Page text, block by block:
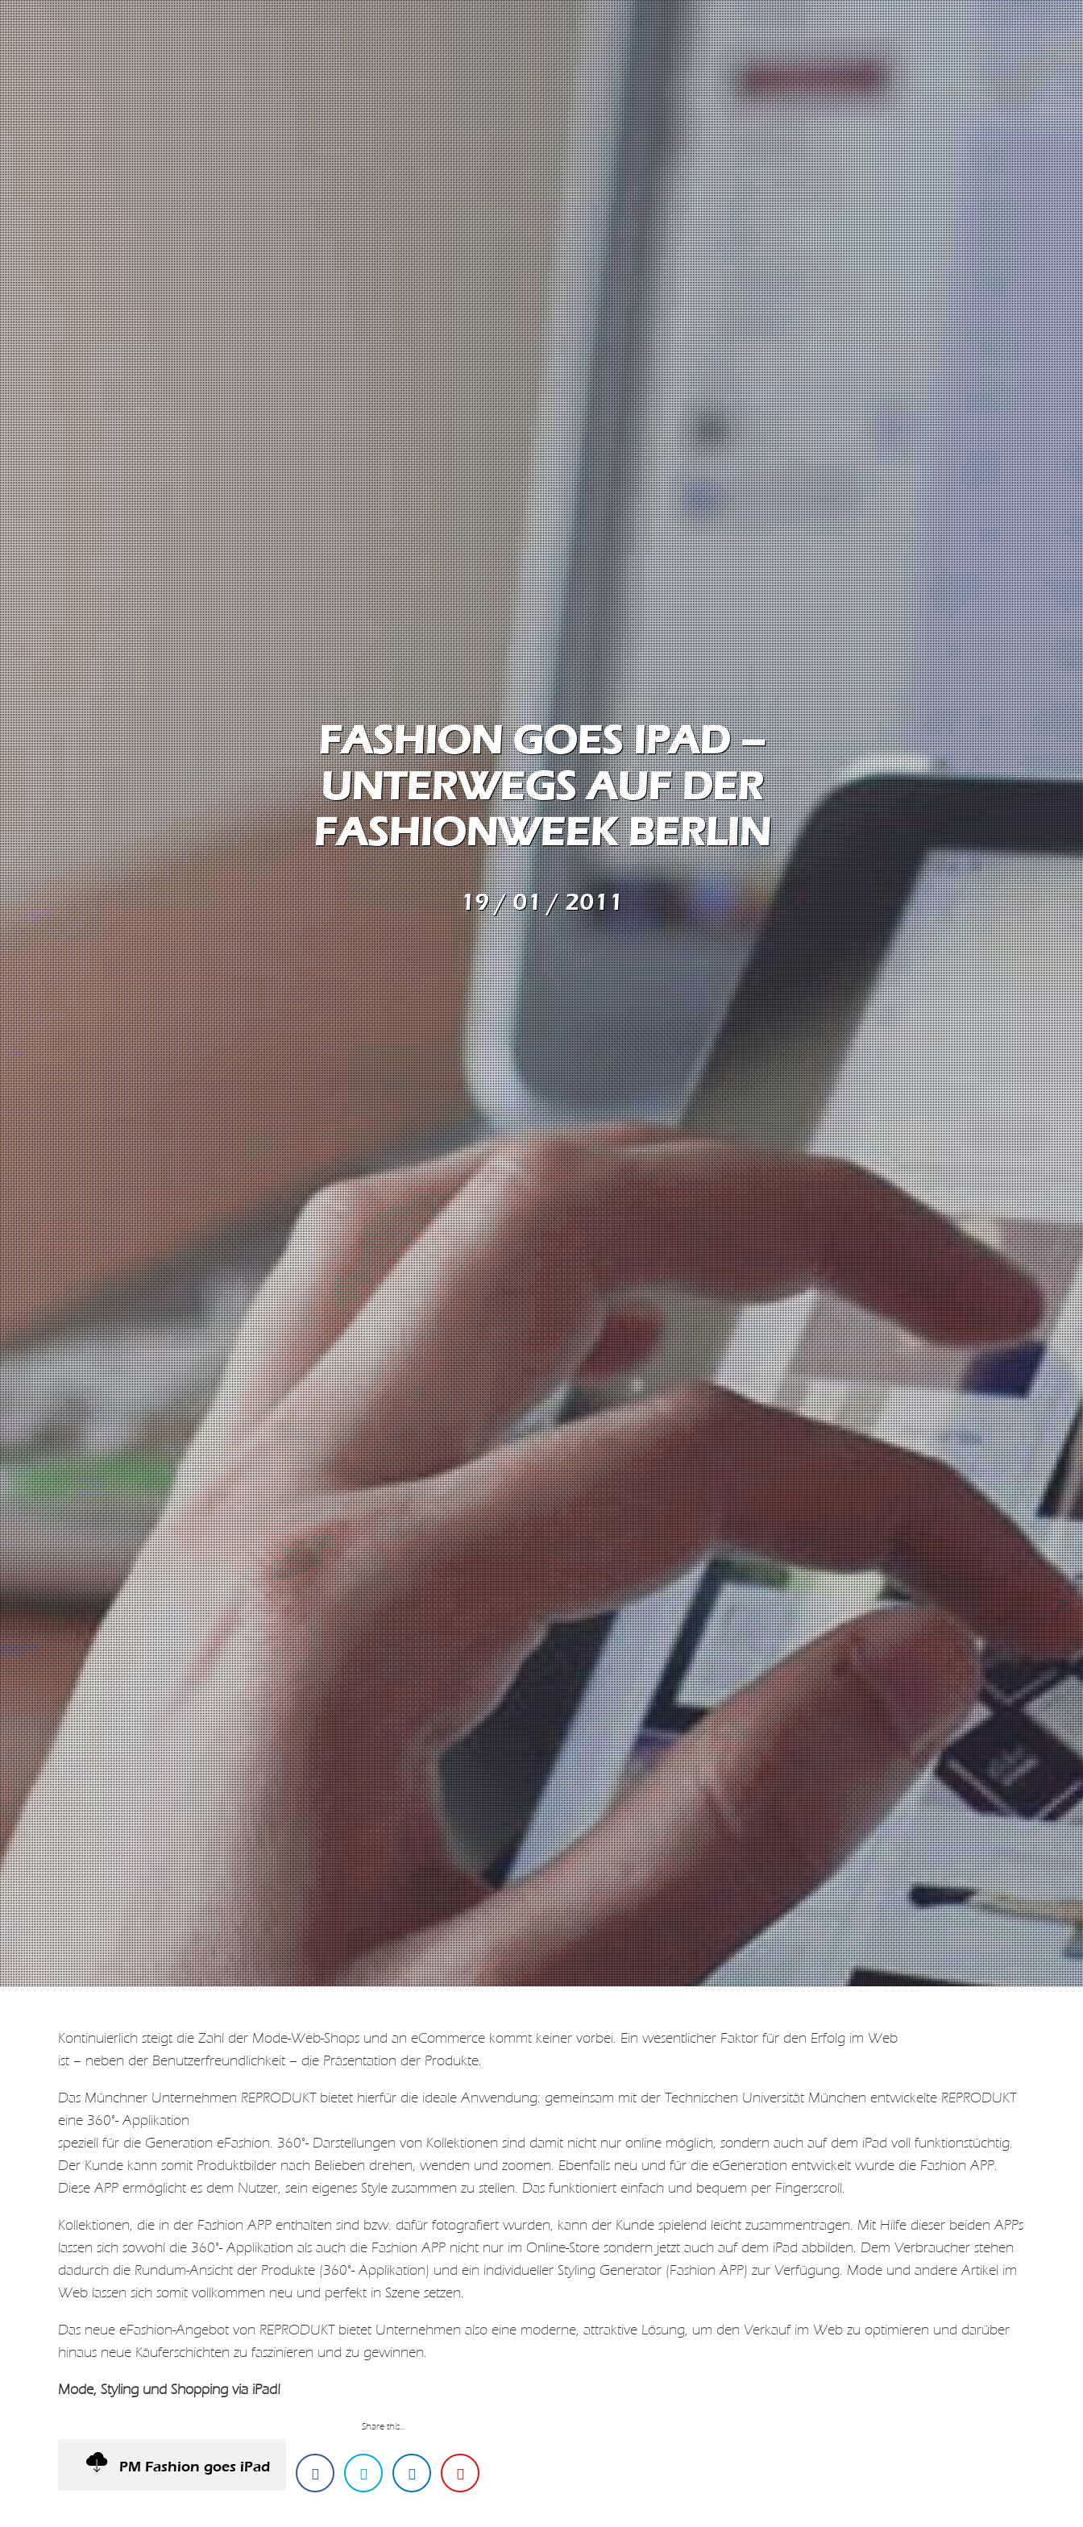
FASHION GOES IPAD –
UNTERWEGS AUF DER
FASHIONWEEK BERLIN
19 / 01 / 2011
Kontinuierlich steigt die Zahl der Mode-Web-Shops und an eCommerce kommt keiner vorbei. Ein wesentlicher Faktor für den Erfolg im Web
ist – neben der Benutzerfreundlichkeit – die Präsentation der Produkte.
Das Münchner Unternehmen REPRODUKT bietet hierfür die ideale Anwendung: gemeinsam mit der Technischen Universität München entwickelte REPRODUKT
eine 360°- Applikation
speziell für die Generation eFashion. 360°- Darstellungen von Kollektionen sind damit nicht nur online möglich, sondern auch auf dem iPad voll funktionstüchtig.
Der Kunde kann somit Produktbilder nach Belieben drehen, wenden und zoomen. Ebenfalls neu und für die eGeneration entwickelt wurde die Fashion APP.
Diese APP ermöglicht es dem Nutzer, sein eigenes Style zusammen zu stellen. Das funktioniert einfach und bequem per Fingerscroll.
Kollektionen, die in der Fashion APP enthalten sind bzw. dafür fotografiert wurden, kann der Kunde spielend leicht zusammentragen. Mit Hilfe dieser beiden APPs
lassen sich sowohl die 360°- Applikation als auch die Fashion APP nicht nur im Online-Store sondern jetzt auch auf dem iPad abbilden. Dem Verbraucher stehen
dadurch die Rundum-Ansicht der Produkte (360°- Applikation) und ein individueller Styling Generator (Fashion APP) zur Verfügung. Mode und andere Artikel im
Web lassen sich somit vollkommen neu und perfekt in Szene setzen.
Das neue eFashion-Angebot von REPRODUKT bietet Unternehmen also eine moderne, attraktive Lösung, um den Verkauf im Web zu optimieren und darüber
hinaus neue Käuferschichten zu faszinieren und zu gewinnen.
Mode, Styling und Shopping via iPad!
PM Fashion goes iPad
Share this...